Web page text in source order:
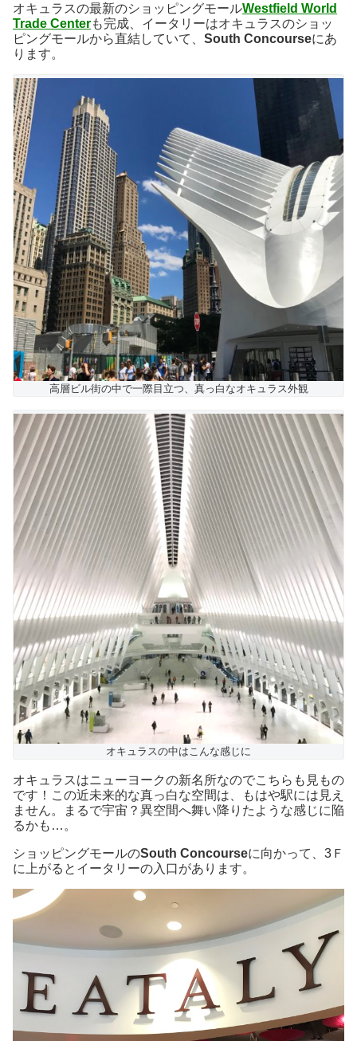
オキュラスの最新のショッピングモールWestfield World
Trade Centerも完成、イータリーはオキュラスのショッ
ピングモールから直結していて、 South Concourseにあ
ります。
高層ビル街の中で一際目立つ、真っ白なオキュラス外観
オキュラスの中はこんな感じに
オキュラスはニューヨークの新名所なのでこちらも見もの
です！この近未来的な真っ白な空間は、もはや駅には見え
ません。まるで宇宙？異空間へ舞い降りたような感じに陥
るかも…。
ショッピングモールのSouth Concourseに向かって、3Ｆ
に上がるとイータリーの入口があります。